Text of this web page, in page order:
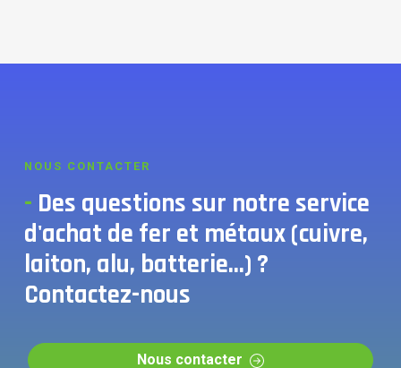
NOUS CONTACTER
- Des questions sur notre service
d'achat de fer et métaux (cuivre,
laiton, alu, batterie...) ?
Contactez-nous
Nous contacter